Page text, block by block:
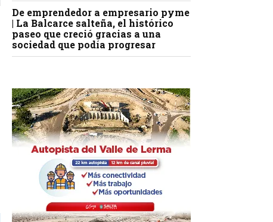
De emprendedor a empresario pyme
| La Balcarce salteña, el histórico
paseo que creció gracias a una
sociedad que podía progresar